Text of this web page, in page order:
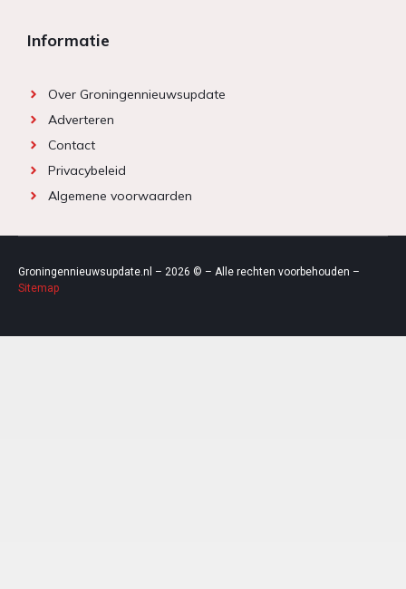
Informatie
Over Groningennieuwsupdate
Adverteren
Contact
Privacybeleid
Algemene voorwaarden
Groningennieuwsupdate.nl – 2026 © – Alle rechten voorbehouden –
Sitemap